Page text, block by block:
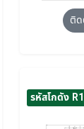
ติ
รหัสโกดัง